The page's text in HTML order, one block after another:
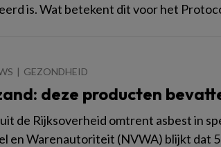
is. Wat betekent dit voor het
GEZONDHEID
deze producten
de Rijksoverheid omtrent asbest in
en Warenautoriteit (NVWA) blijkt dat